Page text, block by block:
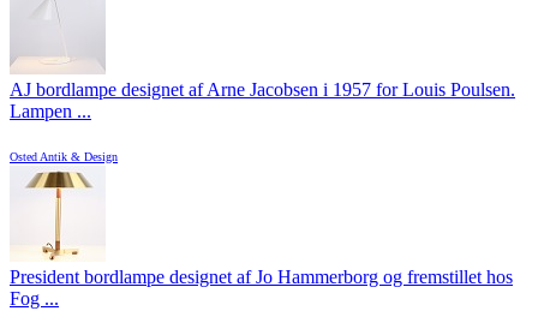
AJ bordlampe designet af Arne Jacobsen i 1957 for Louis Poulsen.
Lampen ...
Osted Antik & Design
President bordlampe designet af Jo Hammerborg og fremstillet hos
Fog ...